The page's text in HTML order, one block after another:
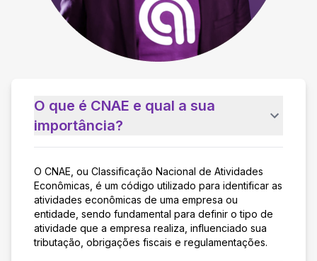
O que é CNAE e qual a sua
importância?
O CNAE, ou Classificação Nacional de Atividades
Econômicas, é um código utilizado para identificar as
atividades econômicas de uma empresa ou
entidade, sendo fundamental para definir o tipo de
atividade que a empresa realiza, influenciado sua
tributação, obrigações fiscais e regulamentações.